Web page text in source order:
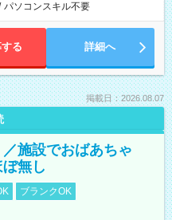
パソコンスキル不要
る 詳細へ
掲載日：2026.08.07
施設でおばあちゃ
無し
ブランクOK